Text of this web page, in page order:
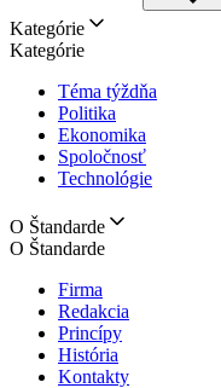
Kategórie
Kategórie
Téma týždňa
Politika
Ekonomika
Spoločnosť
Technológie
O Štandarde
O Štandarde
Firma
Redakcia
Princípy
História
Kontakty